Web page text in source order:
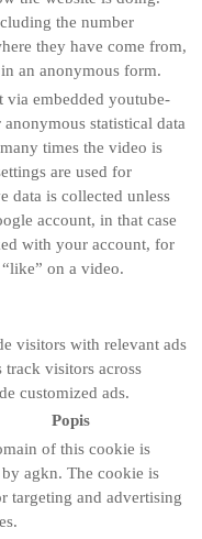
the number
they have come from,
an anonymous form.
via embedded youtube-
statistical data
times the video is
are used for
data is collected unless
account, in that case
with your account, for
on a video.
visitors with relevant ads
track visitors across
customized ads.
Popis
of this cookie is
agkn. The cookie is
targeting and advertising